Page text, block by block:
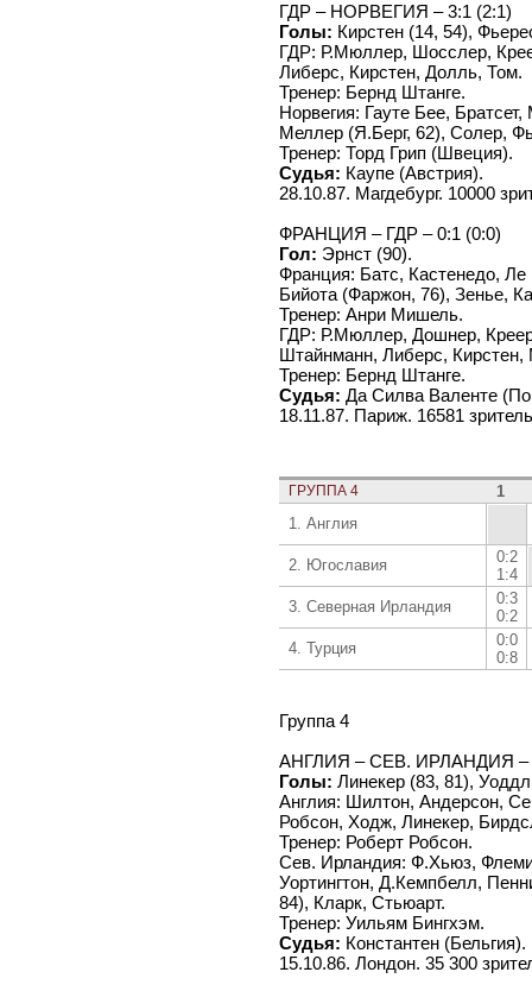
ГДР – НОРВЕГИЯ – 3:1 (2:1)
Голы: Кирстен (14, 54),
ГДР: Р.Мюллер, Шосслер,
Либерс, Кирстен, Долль, Том.
Тренер: Бернд Штанге.
Норвегия: Гауте Бее,
Меллер (Я.Берг, 62), Солер,
Тренер: Торд Грип (Швеция).
Судья: Каупе (Австрия).
28.10.87. Магдебург. 10000
ФРАНЦИЯ – ГДР – 0:1 (0:0)
Гол: Эрнст (90).
Франция: Батс, Кастенедо,
Бийота (Фаржон, 76), Зенье,
Тренер: Анри Мишель.
ГДР: Р.Мюллер, Дошнер,
Штайнманн, Либерс, Кирстен,
Тренер: Бернд Штанге.
Судья: Да Силва Валенте
18.11.87. Париж. 16581
ГРУППА 4
1
1. Англия
2. Югославия
0:2
1:4
3. Северная Ирландия
0:3
0:2
4. Турция
0:0
0:8
Группа 4
АНГЛИЯ – СЕВ. ИРЛАНДИЯ –
Голы: Линекер (83, 81),
Англия: Шилтон, Андерсон,
Робсон, Ходж, Линекер,
Тренер: Роберт Робсон.
Сев. Ирландия: Ф.Хьюз,
Уортингтон, Д.Кемпбелл,
84), Кларк, Стьюарт.
Тренер: Уильям Бингхэм.
Судья: Константен (Бельгия).
15.10.86. Лондон. 35 300